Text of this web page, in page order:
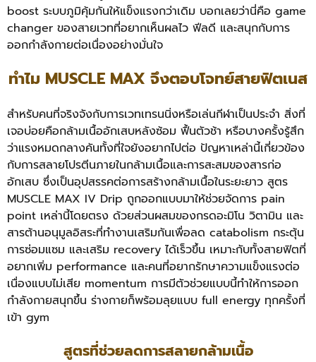
boost ระบบภูมิคุ้มกันให้แข็งแรงกว่าเดิม บอกเลยว่านี่คือ game
changer ของสายเวทที่อยากเห็นผลไว ฟีลดี และสนุกกับการ
ออกกำลังกายต่อเนื่องอย่างมั่นใจ
ทำไม MUSCLE MAX จึงตอบโจทย์สายฟิตเนส
สำหรับคนที่จริงจังกับการเวทเทรนนิ่งหรือเล่นกีฬาเป็นประจำ สิ่งที่
เจอบ่อยคือกล้ามเนื้ออักเสบหลังซ้อม ฟื้นตัวช้า หรือบางครั้งรู้สึก
ว่าแรงหมดกลางคันทั้งที่ใจยังอยากไปต่อ ปัญหาเหล่านี้เกี่ยวข้อง
กับการสลายโปรตีนภายในกล้ามเนื้อและการสะสมของสารก่อ
อักเสบ ซึ่งเป็นอุปสรรคต่อการสร้างกล้ามเนื้อในระยะยาว สูตร
MUSCLE MAX IV Drip ถูกออกแบบมาให้ช่วยจัดการ pain
point เหล่านี้โดยตรง ด้วยส่วนผสมของกรดอะมิโน วิตามิน และ
สารต้านอนุมูลอิสระที่ทำงานเสริมกันเพื่อลด catabolism กระตุ้น
การซ่อมแซม และเสริม recovery ได้เร็วขึ้น เหมาะกับทั้งสายฟิตที่
อยากเพิ่ม performance และคนที่อยากรักษาความแข็งแรงต่อ
เนื่องแบบไม่เสีย momentum การมีตัวช่วยแบบนี้ทำให้การออก
กำลังกายสนุกขึ้น ร่างกายก็พร้อมลุยแบบ full energy ทุกครั้งที่
เข้า gym
สูตรที่ช่วยลดการสลายกล้ามเนื้อ